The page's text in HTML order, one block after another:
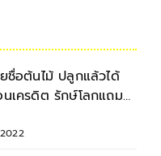
ชื่อต้นไม้ ปลูกแล้วได้
นเครดิต รักษ์โลกแถม